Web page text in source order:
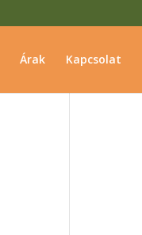
Árak Kapcsolat